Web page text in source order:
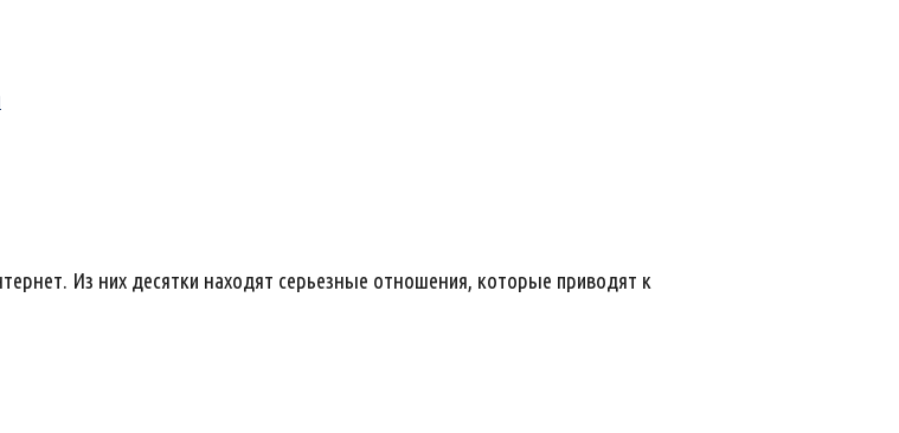
Из них десятки находят серьезные отношения, которые приводят к